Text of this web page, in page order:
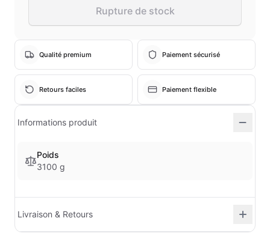
Rupture de stock
Qualité premium Paiement sécurisé
Retours faciles Paiement flexible
Informations produit
Poids
3100 g
Livraison & Retours